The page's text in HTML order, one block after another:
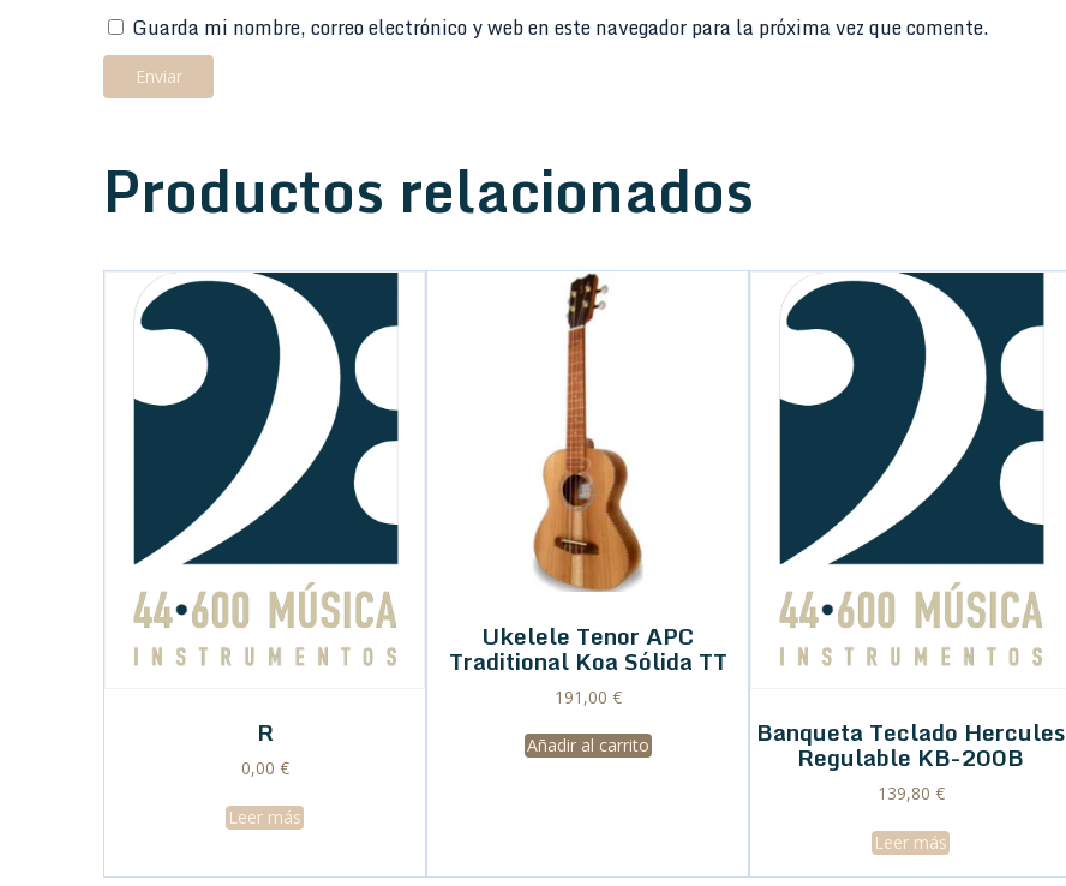
Guarda mi nombre, correo electrónico y web en este navegador para la próxima vez que comente.
Productos relacionados
R
0,00 €
Leer más
Ukelele Tenor APC
Traditional Koa Sólida TT
191,00 €
Añadir al carrito Banqueta Teclado Hercules
Regulable KB-200B
139,80 €
Leer más